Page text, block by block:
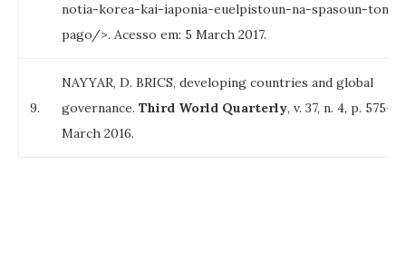
notia-korea-kai-iaponia-euelpistoun-na-spasoun-ton-
pago/>. Acesso em: 5 March 2017.
9.
NAYYAR, D. BRICS, developing countries and global
governance. Third World Quarterly, v. 37, n. 4, p. 575-
March 2016.